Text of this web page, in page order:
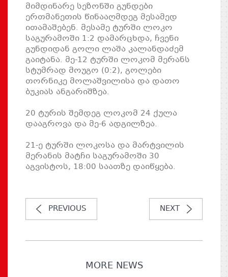
მიმდინარე სეზონში გუნდები
ერთმანეთის წინააღმდეგ მესამედ
ითამაშებენ. მესამე ტურში ლოკო
საგურამოში 1:2 დამარცხდა, ჩვენი
გუნდიდან გოლი ლაშა კალანდაძემ
გაიტანა. მე-12 ტურში ლოკომ მერანს
სტუმრად მოუგო (0:2), გოლები
თორნიკე მოლაშვილისა და დათო
ბუკიას ანგარიშზეა.
20 ტურის შემდეგ ლოკომ 24 ქულა
დააგროვა და მე-6 ადგილზეა.
21-ე ტურში ლოკოსა და მარტვილის
მერანის მატჩი საგურამოში 30
აგვისტოს, 18:00 საათზე დაიწყება.
PREVIOUS NEXT
MORE NEWS